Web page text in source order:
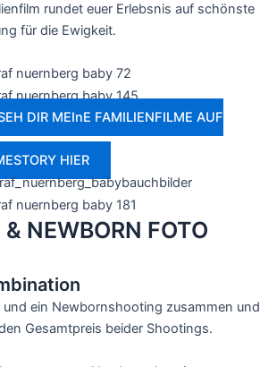
rundet euer Erlebsnis auf schönste
für die Ewigkeit.
DIR MEInE FAMILIENFILME AUF
HIER
NEWBORN FOTO
und ein Newbornshooting zusammen und
Gesamtpreis beider Shootings.